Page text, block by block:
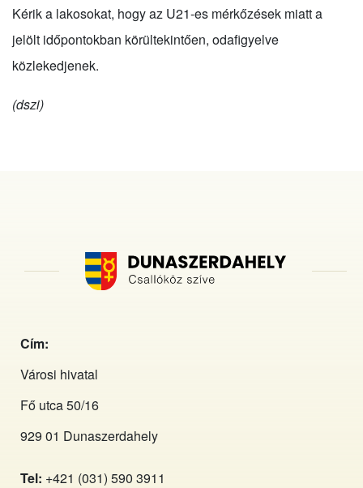
Kérik a lakosokat, hogy az U21-es mérkőzések miatt a
jelölt időpontokban körültekintően, odafigyelve
közlekedjenek.
(dszi)
Cím:
Városi hivatal
Fő utca 50/16
929 01 Dunaszerdahely
Tel: +421 (031) 590 3911